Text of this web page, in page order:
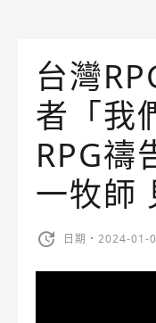
台灣
者「我
RPG禱
一牧師
日期・2024-01-